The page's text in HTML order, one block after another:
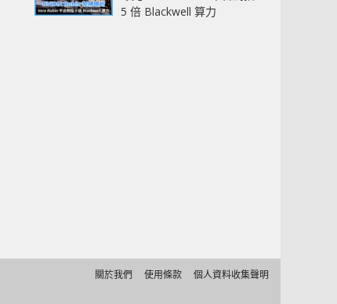
5 倍 Blackwell 算力
關於我們 使用條款 個人資料收集聲明